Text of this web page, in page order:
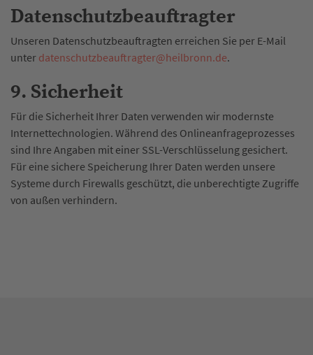
Datenschutzbeauftragter
Unseren Datenschutzbeauftragten erreichen Sie per E-Mail
unter datenschutzbeauftragter@heilbronn.de.
9. Sicherheit
Für die Sicherheit Ihrer Daten verwenden wir modernste
Internettechnologien. Während des Onlineanfrageprozesses
sind Ihre Angaben mit einer SSL-Verschlüsselung gesichert.
Für eine sichere Speicherung Ihrer Daten werden unsere
Systeme durch Firewalls geschützt, die unberechtigte Zugriffe
von außen verhindern.